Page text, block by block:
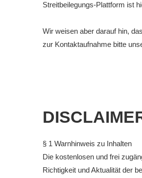
Streitbeilegungs-Plattform ist
Wir weisen aber darauf hin,
zur Kontaktaufnahme bitte
§ 1 Warnhinweis zu Inhalten
Die kostenlosen und frei
Richtigkeit und Aktualität der